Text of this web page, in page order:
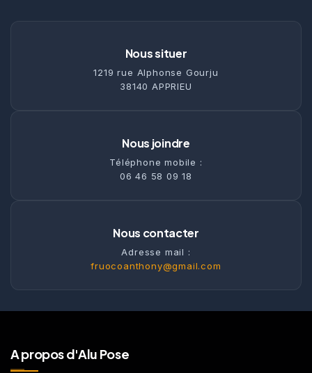
Nous situer
1219 rue Alphonse Gourju
38140 APPRIEU
Nous joindre
Téléphone mobile :
06 46 58 09 18
Nous contacter
Adresse mail :
fruocoanthony@gmail.com
A propos d'Alu Pose